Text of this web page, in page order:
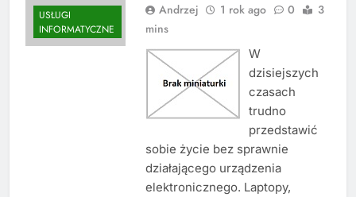
USŁUGI
INFORMATYCZNE
Andrzej 1 rok ago 0
3
mins
W
dzisiejszych
czasach
trudno
przedstawić
sobie życie bez sprawnie
działającego urządzenia
elektronicznego. Laptopy,